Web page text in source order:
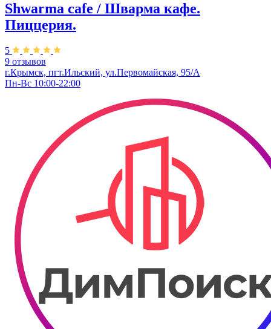
Shwarma cafe / Шварма кафе.
Пиццерия.
5
9 отзывов
г.Крымск, пгт.Ильский, ул.Первомайская, 95/А
Пн-Вс 10:00-22:00